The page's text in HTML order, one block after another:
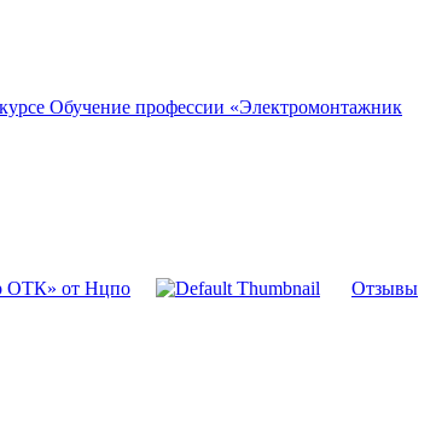
Обучение профессии «Электромонтажник
ОТК» от Нцпо Отзывы